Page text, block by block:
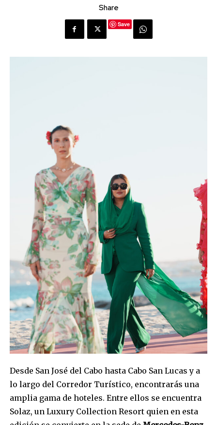
Share
Save
Desde San José del Cabo hasta Cabo San Lucas y a
lo largo del Corredor Turístico, encontrarás una
amplia gama de hoteles. Entre ellos se encuentra
Solaz, un Luxury Collection Resort quien en esta